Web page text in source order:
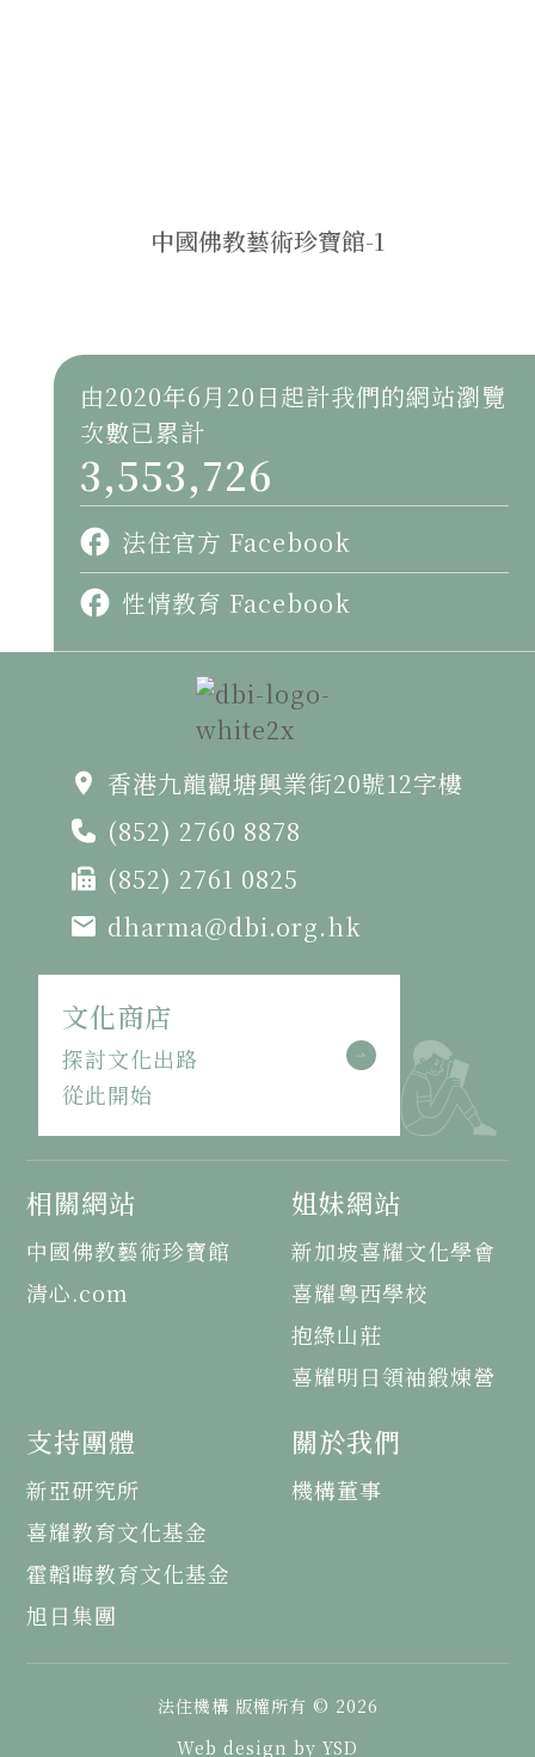
中國佛教藝術珍寶館-1
由2020年6月20日起計我們的網站瀏覽
次數已累計
3,553,726
法住官方 Facebook
性情教育 Facebook
香港九龍觀塘興業街20號12字樓
(852) 2760 8878
(852) 2761 0825
dharma@dbi.org.hk
文化商店
探討文化出路
從此開始
相關網站
中國佛教藝術珍寶館
清心.com
姐妹網站
新加坡喜耀文化學會
喜耀粵西學校
抱綠山莊
喜耀明日領袖鍛煉營
支持團體
新亞研究所
喜耀教育文化基金
霍韜晦教育文化基金
旭日集團
關於我們
機構董事
法住機構 版權所有 © 2026
Web design by YSD